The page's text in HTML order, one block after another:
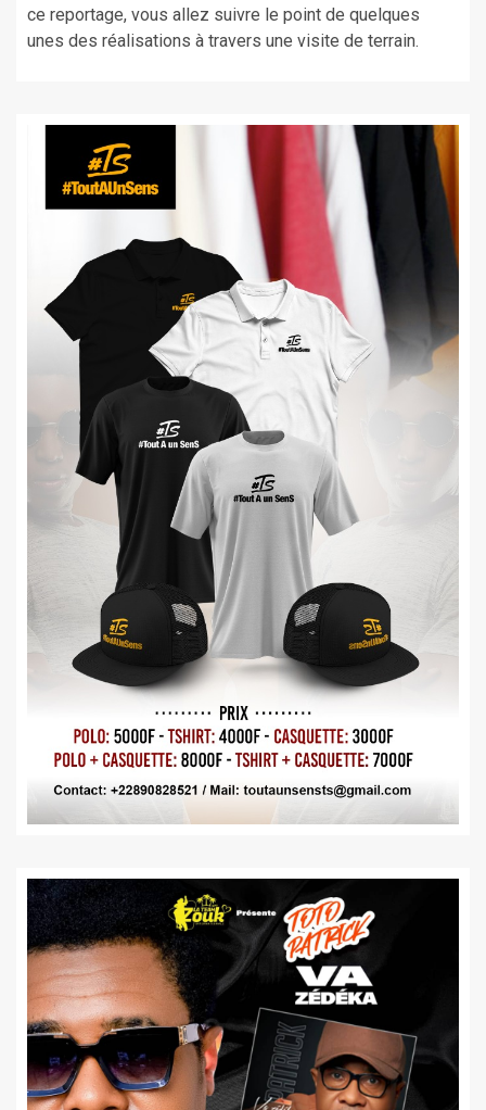
ce reportage, vous allez suivre le point de quelques
unes des réalisations à travers une visite de terrain.